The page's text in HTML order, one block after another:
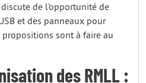
de l’opportunité de
et des panneaux pour
sont à faire au
des RMLL :